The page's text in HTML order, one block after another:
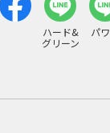
ハード&
グリーン
パ